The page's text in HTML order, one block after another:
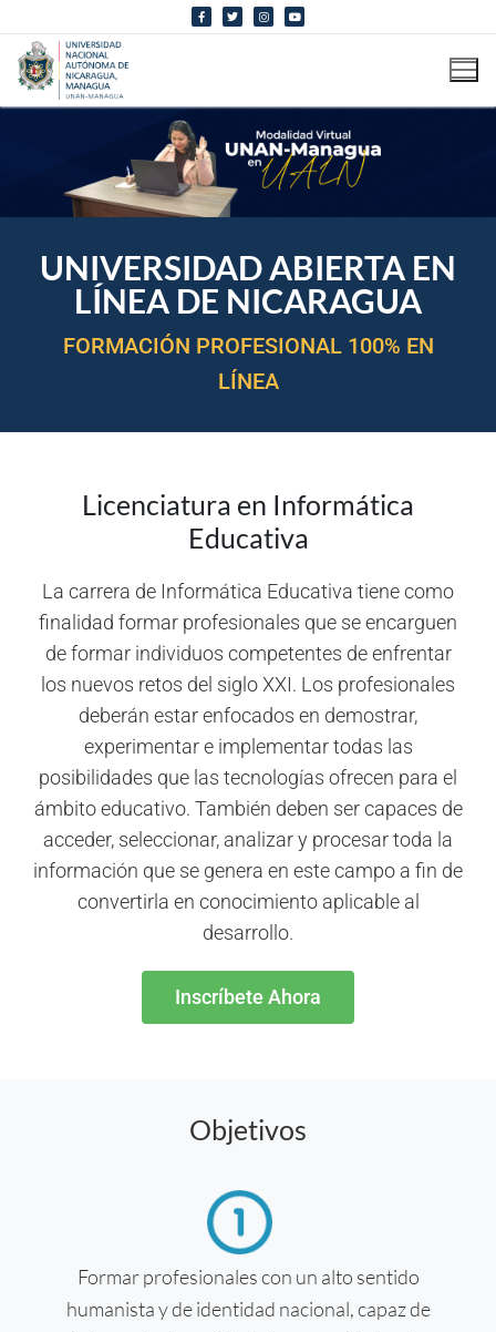
UNIVERSIDAD ABIERTA EN
LÍNEA DE NICARAGUA
FORMACIÓN PROFESIONAL 100% EN
LÍNEA
Licenciatura en Informática
Educativa
La carrera de Informática Educativa tiene como
finalidad formar profesionales que se encarguen
de formar individuos competentes de enfrentar
los nuevos retos del siglo XXI. Los profesionales
deberán estar enfocados en demostrar,
experimentar e implementar todas las
posibilidades que las tecnologías ofrecen para el
ámbito educativo. También deben ser capaces de
acceder, seleccionar, analizar y procesar toda la
información que se genera en este campo a fin de
convertirla en conocimiento aplicable al
desarrollo.
Inscríbete Ahora
Objetivos
Formar profesionales con un alto sentido
humanista y de identidad nacional, capaz de